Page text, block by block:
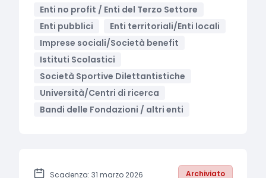
Enti no profit / Enti del Terzo Settore
Enti pubblici
Enti territoriali/Enti locali
Imprese sociali/Società benefit
Istituti Scolastici
Società Sportive Dilettantistiche
Università/Centri di ricerca
Bandi delle Fondazioni / altri enti
Scadenza: 31 marzo 2026 Archiviato